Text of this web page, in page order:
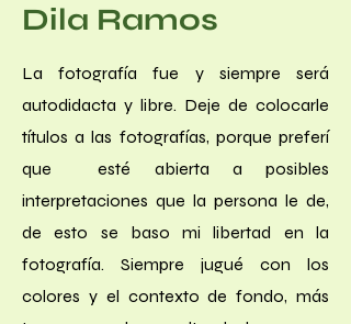
Dila Ramos
La fotografía fue y siempre será
autodidacta y libre. Deje de colocarle
títulos a las fotografías, porque preferí
que esté abierta a posibles
interpretaciones que la persona le de,
de esto se baso mi libertad en la
fotografía. Siempre jugué con los
colores y el contexto de fondo, más